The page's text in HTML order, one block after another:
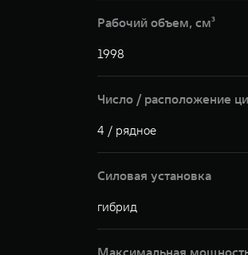
Рабочий объем, см³
1998
Число / расположение
4 / рядное
Силовая установка
гибрид
Максимальная